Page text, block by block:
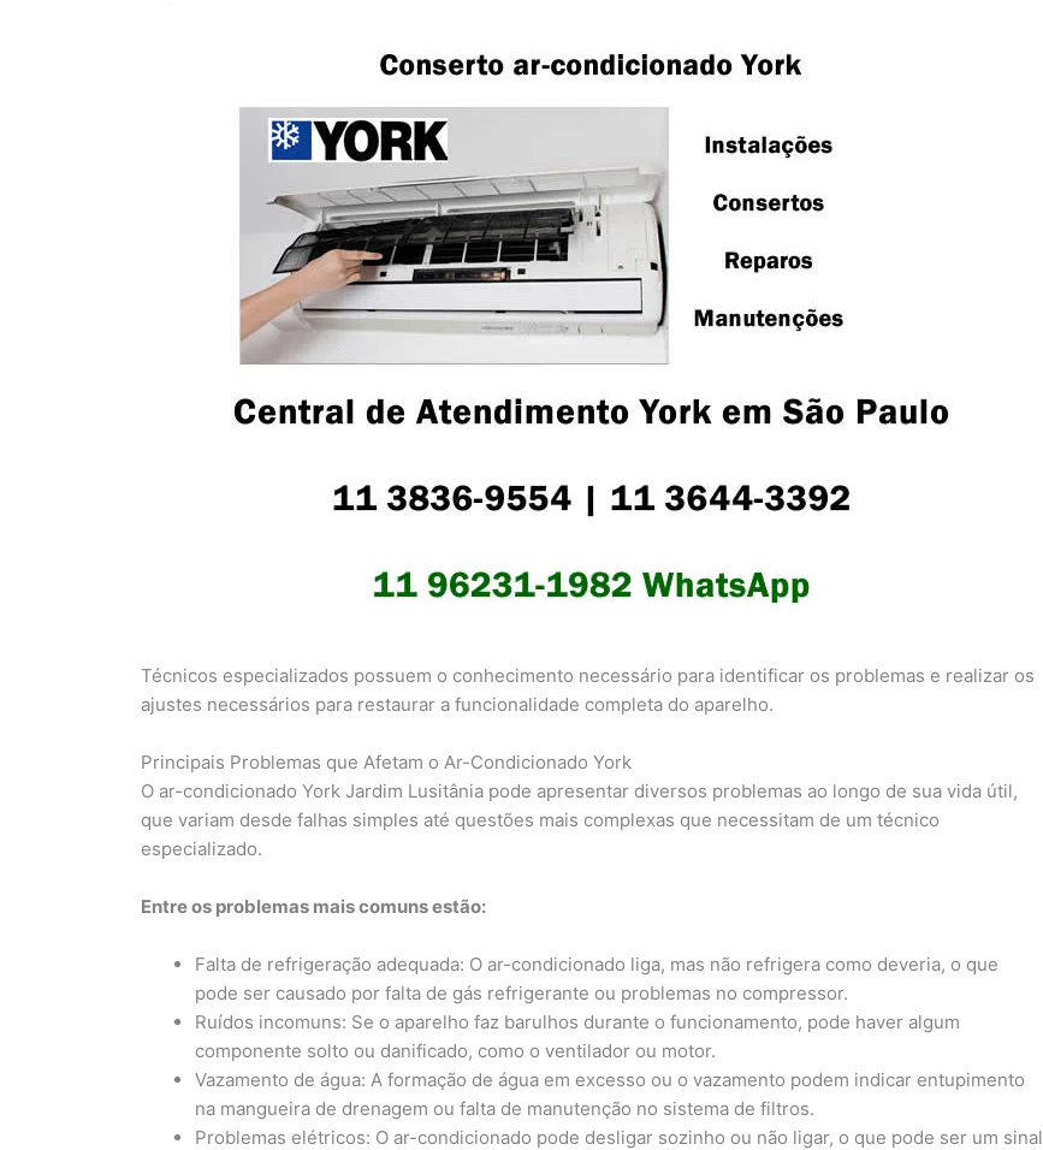
Técnicos especializados possuem o conhecimento necessário para identificar os problemas e realizar os
ajustes necessários para restaurar a funcionalidade completa do aparelho.
Principais Problemas que Afetam o Ar-Condicionado York
O ar-condicionado York Jardim Lusitânia pode apresentar diversos problemas ao longo de sua vida útil,
que variam desde falhas simples até questões mais complexas que necessitam de um técnico
especializado.
Entre os problemas mais comuns estão:
Falta de refrigeração adequada: O ar-condicionado liga, mas não refrigera como deveria, o que
pode ser causado por falta de gás refrigerante ou problemas no compressor.
Ruídos incomuns: Se o aparelho faz barulhos durante o funcionamento, pode haver algum
componente solto ou danificado, como o ventilador ou motor.
Vazamento de água: A formação de água em excesso ou o vazamento podem indicar entupimento
na mangueira de drenagem ou falta de manutenção no sistema de filtros.
Problemas elétricos: O ar-condicionado pode desligar sozinho ou não ligar, o que pode ser um sinal